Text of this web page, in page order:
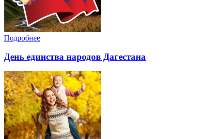
Подробнее
День единства народов Дагестана